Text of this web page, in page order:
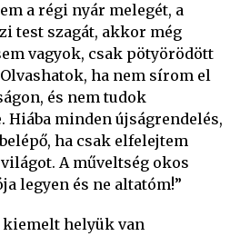
a régi nyár melegét, a
test szagát, akkor még
vagyok, csak pötyörödött
ha nem sírom el
és nem tudok
minden újságrendelés,
ha csak elfelejtem
A műveltség okos
legyen és ne altatóm!”
kiemelt helyük van